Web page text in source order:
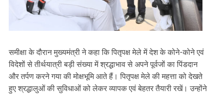
समीक्षा के दौरान मुख्यमंत्री ने कहा कि पितृपक्ष मेले में देश के कोने-कोने एवं
विदेशों से तीर्थयात्री बड़ी संख्या में श्रद्धाभाव से अपने पूर्वजों का पिंडदान
और तर्पण करने गया की मोक्षभूमि आते हैं। पितृपक्ष मेले की महत्ता को देखते
हुए श्रद्धालुओं की सुविधाओं को लेकर व्यापक एवं बेहतर तैयारी रखें। उन्होंने